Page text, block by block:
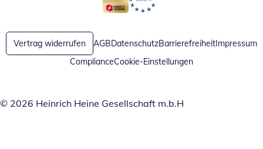
Öffnet in neuem Fenster
Öffnet in neuem Fenster
Vertrag widerrufen AGBDatenschutzBarrierefreiheit Impressum
ComplianceCookie-Einstellungen
© 2026 Heinrich Heine Gesellschaft m.b.H